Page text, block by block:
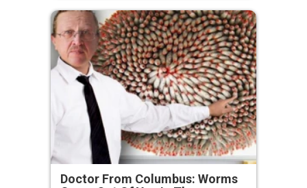
Doctor From Columbus: Worms